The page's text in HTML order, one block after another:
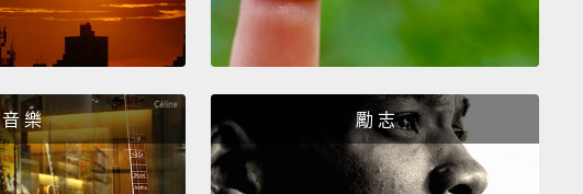
在他的第四個球季，2000 年他與 Shaquille O'Neal 並肩作
戰，奪下當年度的 NBA 總冠軍。
Are we looking forward to coming back next year and
defending our throne? Absolutely.
我們期待明年回來繼續捍衛我們的王座嗎？當然。
音 樂 勵 志